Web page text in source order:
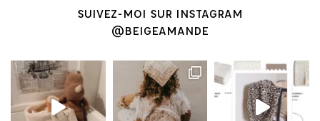
SUIVEZ-MOI SUR INSTAGRAM
@BEIGEAMANDE